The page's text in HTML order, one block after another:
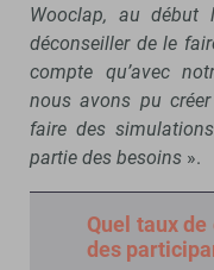
Wooclap, au
déconseiller de le
compte qu’avec
nous avons pu
faire des
partie des besoins ».
Quel taux
des